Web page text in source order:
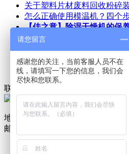
关于塑料片材废料回收粉碎
怎么正确使用模温机？四个
【佳之意】除湿干燥机的保
佳之意中央供料系统出现故
17年深耕｜佳之意机械：一
佳之意的中央供料系统​应用
佳之意模温机的作用到底是
联系佳之意
地址：深圳市龙岗区横岗简龙工业
邮箱：2668986098@qq.com
全自动喷油机
请您留言
感谢您的关注，当前客服人员不在
线，请填写一下您的信息，我们会
尽快和您联系。